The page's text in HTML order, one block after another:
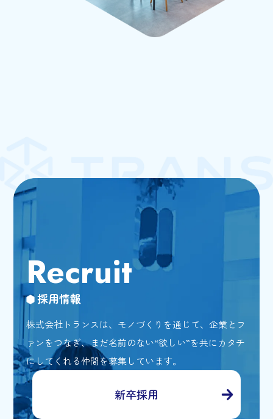
Recruit
採用情報
株式会社トランスは、モノづくりを通じて、企業とフ
ァンをつなぎ、まだ名前のない“欲しい”を共にカタチ
にしてくれる仲間を募集しています。
新卒採用